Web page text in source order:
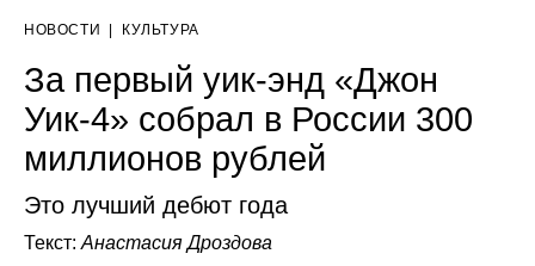
НОВОСТИ КУЛЬТУРА
За первый уик-энд «Джон
Уик-4» собрал в России 300
миллионов рублей
Это лучший дебют года
Текст: Анастасия Дроздова